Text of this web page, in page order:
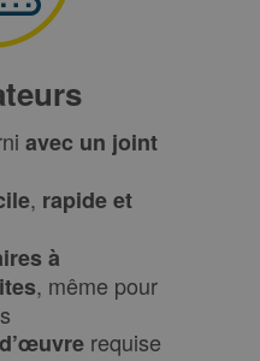
avec un joint
, rapide et
à
, même pour
requise